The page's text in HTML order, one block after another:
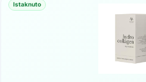
Istaknuto